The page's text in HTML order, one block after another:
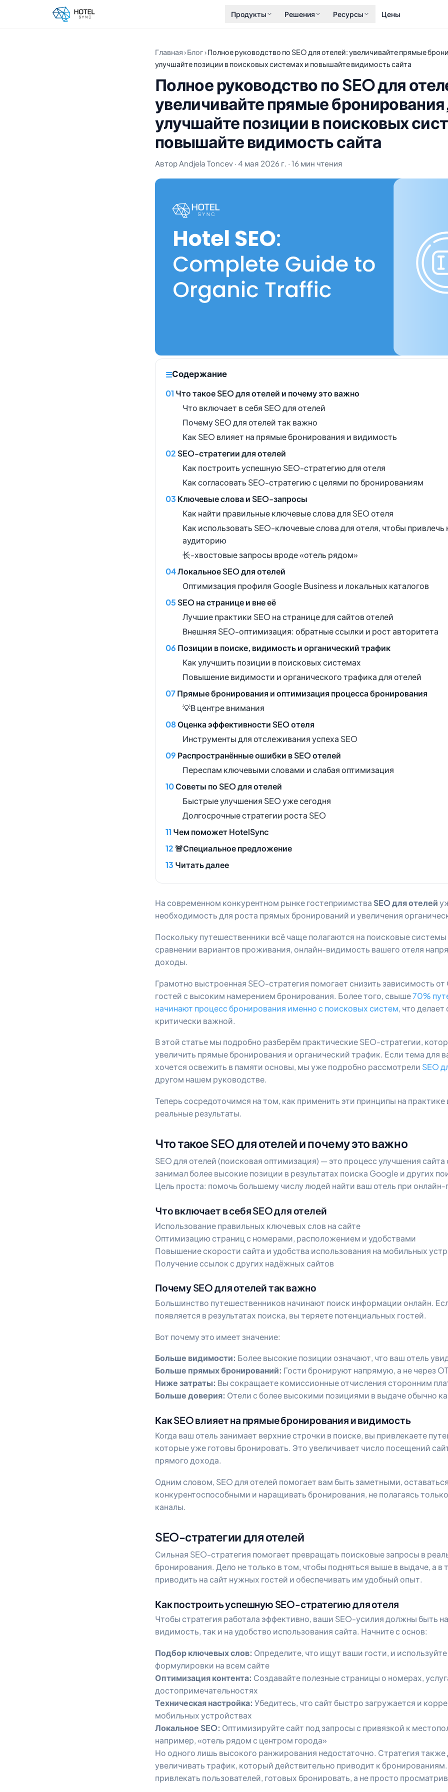
Продукты Решения Ресурсы Цены
Главная›Блог›Полное руководство по SEO для отелей: увеличивайте прямые
улучшайте позиции в поисковых системах и повышайте видимость сайта
Полное руководство по SEO для
увеличивайте прямые
улучшайте позиции в поисковых
повышайте видимость сайта
Автор Andjela Toncev · 4 мая 2026 г. · 16 мин чтения
Содержание
Что такое SEO для отелей и почему это важно
Что включает в себя SEO для отелей
Почему SEO для отелей так важно
Как SEO влияет на прямые бронирования и видимость
SEO-стратегии для отелей
Как построить успешную SEO-стратегию для отеля
Как согласовать SEO-стратегию с целями по бронированиям
Ключевые слова и SEO-запросы
Как найти правильные ключевые слова для SEO отеля
Как использовать SEO-ключевые слова для отеля, чтобы
аудиторию
长-хвостовые запросы вроде «отель рядом»
Локальное SEO для отелей
Оптимизация профиля Google Business и локальных каталогов
SEO на странице и вне её
Лучшие практики SEO на странице для сайтов отелей
Внешняя SEO-оптимизация: обратные ссылки и рост авторитета
Позиции в поиске, видимость и органический трафик
Как улучшить позиции в поисковых системах
Повышение видимости и органического трафика для отелей
Прямые бронирования и оптимизация процесса бронирования
💡В центре внимания
Оценка эффективности SEO отеля
Инструменты для отслеживания успеха SEO
Распространённые ошибки в SEO отелей
Переспам ключевыми словами и слабая оптимизация
Советы по SEO для отелей
Быстрые улучшения SEO уже сегодня
Долгосрочные стратегии роста SEO
Чем поможет HotelSync
🚨Специальное предложение
Читать далее
На современном конкурентном рынке гостеприимства SEO для отелей
необходимость для роста прямых бронирований и увеличения
Поскольку путешественники всё чаще полагаются на поисковые
сравнении вариантов проживания, онлайн-видимость вашего отеля
доходы.
Грамотно выстроенная SEO-стратегия помогает снизить зависимость от
гостей с высоким намерением бронирования. Более того, свыше70%
начинают процесс бронирования именно с поисковых систем, что
критически важной.
В этой статье мы подробно разберём практические SEO-стратегии,
увеличить прямые бронирования и органический трафик. Если тема для
хочется освежить в памяти основы, мы уже подробно рассмотрели SEO
другом нашем руководстве.
Теперь сосредоточимся на том, как применить эти принципы на практике
реальные результаты.
Что такое SEO для отелей и почему это важно
SEO для отелей (поисковая оптимизация) — это процесс улучшения сайта
занимал более высокие позиции в результатах поиска Google и других
Цель проста: помочь большему числу людей найти ваш отель при онлайн-
Что включает в себя SEO для отелей
Использование правильных ключевых слов на сайте
Оптимизацию страниц с номерами, расположением и удобствами
Повышение скорости сайта и удобства использования на мобильных
Получение ссылок с других надёжных сайтов
Почему SEO для отелей так важно
Большинство путешественников начинают поиск информации онлайн.
появляется в результатах поиска, вы теряете потенциальных гостей.
Вот почему это имеет значение:
Больше видимости: Более высокие позиции означают, что ваш отель
Больше прямых бронирований: Гости бронируют напрямую, а не через
Ниже затраты: Вы сокращаете комиссионные отчисления сторонним
Больше доверия: Отели с более высокими позициями в выдаче обычно
Как SEO влияет на прямые бронирования и видимость
Когда ваш отель занимает верхние строчки в поиске, вы привлекаете
которые уже готовы бронировать. Это увеличивает число посещений
прямого дохода.
Одним словом, SEO для отелей помогает вам быть заметными, оставаться
конкурентоспособными и наращивать бронирования, не полагаясь
каналы.
SEO-стратегии для отелей
Сильная SEO-стратегия помогает превращать поисковые запросы в
бронирования. Дело не только в том, чтобы подняться выше в выдаче, а в
приводить на сайт нужных гостей и обеспечивать им удобный опыт.
Как построить успешную SEO-стратегию для отеля
Чтобы стратегия работала эффективно, ваши SEO-усилия должны быть
видимость, так и на удобство использования сайта. Начните с основ:
Подбор ключевых слов: Определите, что ищут ваши гости, и используйте
формулировки на всем сайте
Оптимизация контента: Создавайте полезные страницы о номерах,
достопримечательностях
Техническая настройка: Убедитесь, что сайт быстро загружается и
мобильных устройствах
Локальное SEO: Оптимизируйте сайт под запросы с привязкой к
например, «отель рядом с центром города»
Но одного лишь высокого ранжирования недостаточно. Стратегия
увеличивать трафик, который действительно приводит к
привлекать пользователей, готовых бронировать, а не просто